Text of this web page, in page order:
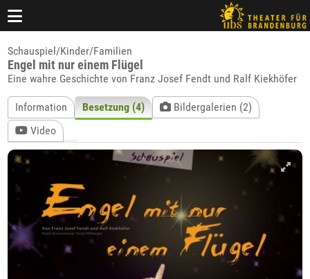
Schauspiel/Kinder/Familien
Engel mit nur einem Flügel
Eine wahre Geschichte von Franz Josef Fendt und Ralf Kiekhöfer
Information Besetzung (4)
Bildergalerien (2)
Video